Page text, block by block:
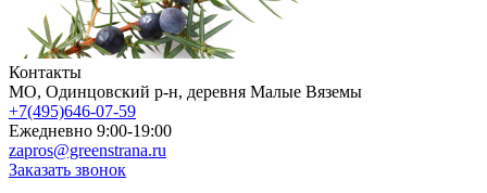
Контакты
МO, Одинцовский р-н, деревня Малые Вяземы
+7(495)646-07-59
Ежедневно 9:00-19:00
zapros@greenstrana.ru
Заказать звонок